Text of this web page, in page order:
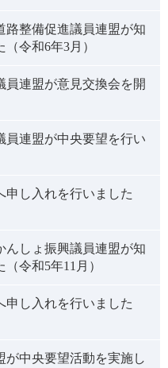
路整備促進議員連盟が知
令和6年3月）
員連盟が意見交換会を開
員連盟が中央要望を行い
申し入れを行いました
んしょ振興議員連盟が知
令和5年11月）
申し入れを行いました
が中央要望活動を実施し